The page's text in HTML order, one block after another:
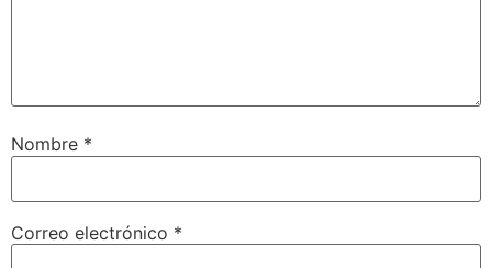
Nombre *
Correo electrónico *